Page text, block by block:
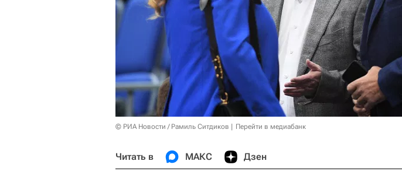
© РИА Новости / Рамиль Ситдиков Перейти в медиабанк
Читать в МАКС Дзен